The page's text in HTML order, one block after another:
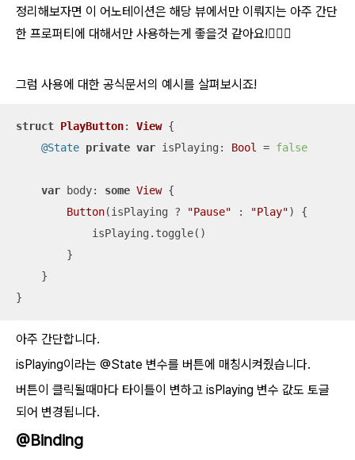
정리해보자면 이 어노테이션은 해당 뷰에서만 이뤄지는 아주 간단
한 프로퍼티에 대해서만 사용하는게 좋을것 같아요!🧑🏻‍⚖️
그럼 사용에 대한 공식문서의 예시를 살펴보시죠!
struct PlayButton: View {
@State private var isPlaying: Bool = false
var body: some View {
Button(isPlaying ? "Pause" : "Play") {
            isPlaying.toggle()
        }
    }
}
아주 간단합니다.
isPlaying이라는 @State 변수를 버튼에 매칭시켜줬습니다.
버튼이 클릭될때마다 타이틀이 변하고 isPlaying 변수 값도 토글
되어 변경됩니다.
@Binding